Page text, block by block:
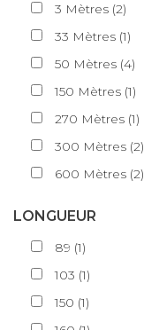
3 Mètres (2)
33 Mètres (1)
50 Mètres (4)
150 Mètres (1)
270 Mètres (1)
300 Mètres (2)
600 Mètres (2)
LONGUEUR
89 (1)
103 (1)
150 (1)